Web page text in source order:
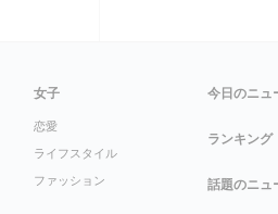
女子
恋愛
ライフスタイル
ファッション
今日のニュ
ランキング
話題のニュ